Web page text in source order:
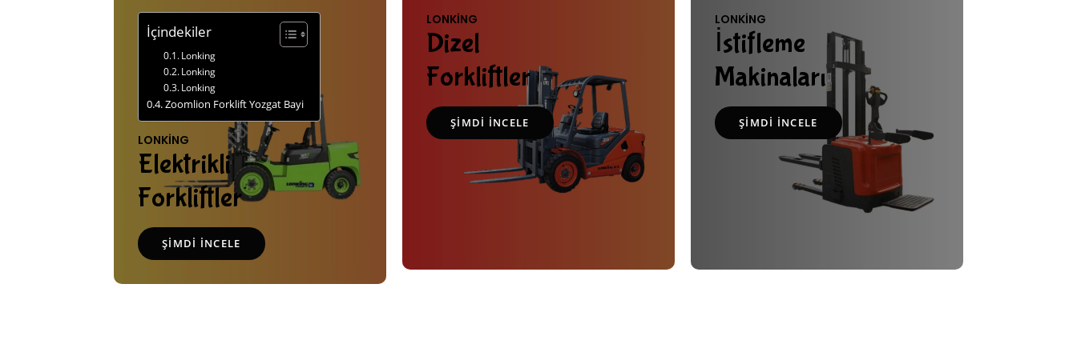
İçindekiler
Lonking
Lonking
Lonking
Zoomlion Forklift Yozgat Bayi
LONKING
Elektrikli
Forkliftler
ŞIMDI İNCELE
LONKING
Dizel
Forkliftler
ŞIMDI INCELE
LONKING
İstifleme
Makinaları
ŞIMDI İNCELE